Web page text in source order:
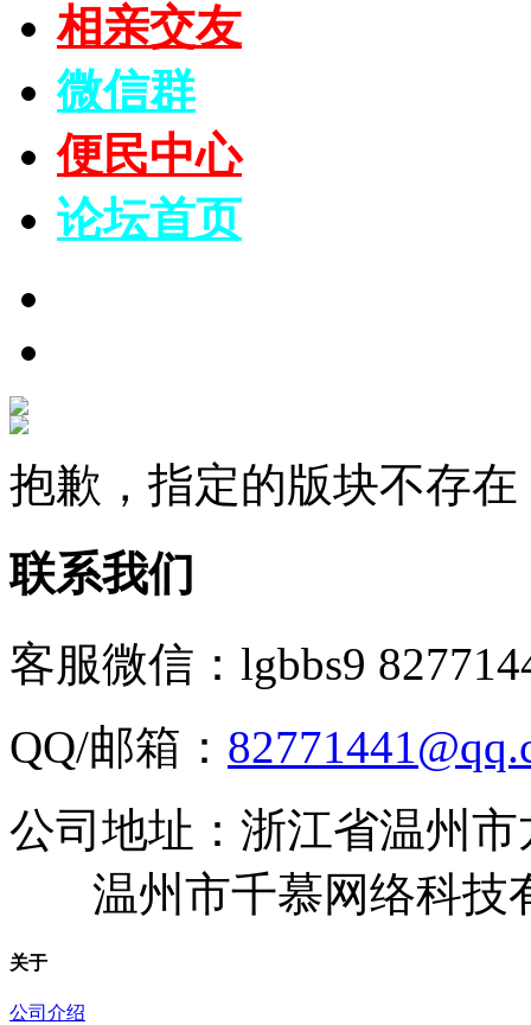
相亲交友
微信群
便民中心
论坛首页
抱歉，指定的版块不存在
联系我们
客服微信：lgbbs9
QQ/邮箱：
公司地址：浙江省温州
温州市千慕网络科技
关于
公司介绍